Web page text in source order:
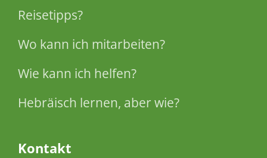
Reisetipps?
Wo kann ich mitarbeiten?
Wie kann ich helfen?
Hebräisch lernen, aber wie?
Kontakt